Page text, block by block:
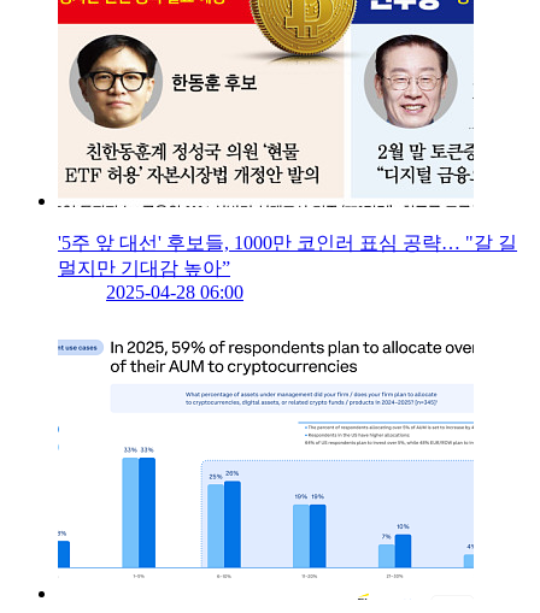
'5주 앞 대선' 후보들, 1000만 코인러 표심 공략… "갈 길
멀지만 기대감 높아”
2025-04-28 06:00